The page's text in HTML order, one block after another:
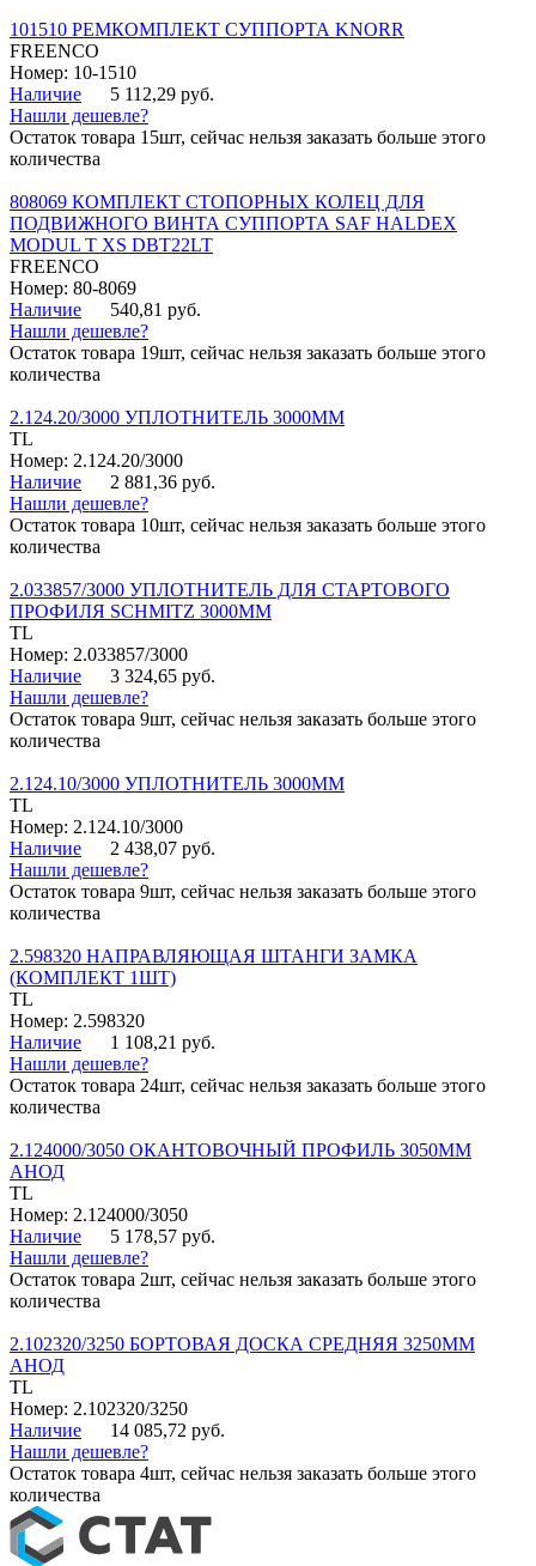
101510 РЕМКОМПЛЕКТ СУППОРТА KNORR
FREENCO
Номер: 10-1510
Наличие
5 112,29 руб.
Нашли дешевле?
Остаток товара 15шт, сейчас нельзя заказать больше этого
количества
808069 КОМПЛЕКТ СТОПОРНЫХ КОЛЕЦ ДЛЯ
ПОДВИЖНОГО ВИНТА СУППОРТА SAF HALDEX
MODUL T XS DBT22LT
FREENCO
Номер: 80-8069
Наличие
540,81 руб.
Нашли дешевле?
Остаток товара 19шт, сейчас нельзя заказать больше этого
количества
2.124.20/3000 УПЛОТНИТЕЛЬ 3000ММ
TL
Номер: 2.124.20/3000
Наличие
2 881,36 руб.
Нашли дешевле?
Остаток товара 10шт, сейчас нельзя заказать больше этого
количества
2.033857/3000 УПЛОТНИТЕЛЬ ДЛЯ СТАРТОВОГО
ПРОФИЛЯ SCHMITZ 3000ММ
TL
Номер: 2.033857/3000
Наличие
3 324,65 руб.
Нашли дешевле?
Остаток товара 9шт, сейчас нельзя заказать больше этого
количества
2.124.10/3000 УПЛОТНИТЕЛЬ 3000ММ
TL
Номер: 2.124.10/3000
Наличие
2 438,07 руб.
Нашли дешевле?
Остаток товара 9шт, сейчас нельзя заказать больше этого
количества
2.598320 НАПРАВЛЯЮЩАЯ ШТАНГИ ЗАМКА
(КОМПЛЕКТ 1ШТ)
TL
Номер: 2.598320
Наличие
1 108,21 руб.
Нашли дешевле?
Остаток товара 24шт, сейчас нельзя заказать больше этого
количества
2.124000/3050 ОКАНТОВОЧНЫЙ ПРОФИЛЬ 3050ММ
АНОД
TL
Номер: 2.124000/3050
Наличие
5 178,57 руб.
Нашли дешевле?
Остаток товара 2шт, сейчас нельзя заказать больше этого
количества
2.102320/3250 БОРТОВАЯ ДОСКА СРЕДНЯЯ 3250ММ
АНОД
TL
Номер: 2.102320/3250
Наличие
14 085,72 руб.
Нашли дешевле?
Остаток товара 4шт, сейчас нельзя заказать больше этого
количества